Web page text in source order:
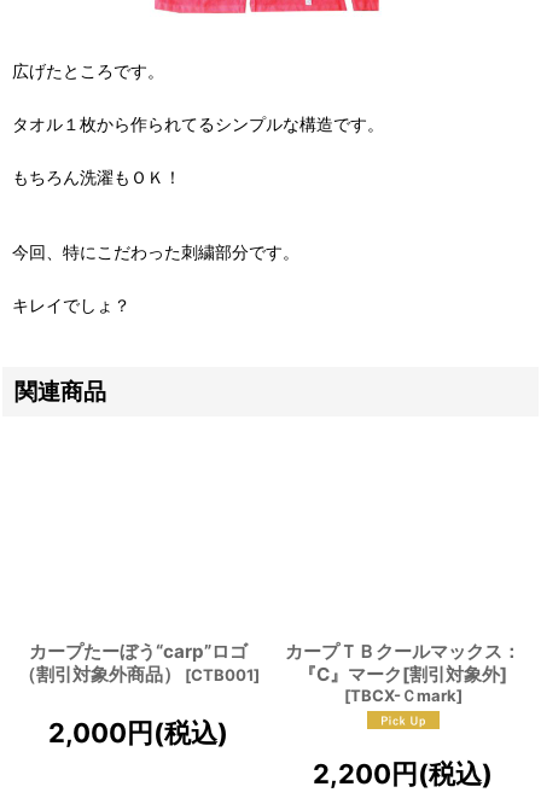
広げたところです。
タオル１枚から作られてるシンプルな構造です。
もちろん洗濯もＯＫ！
今回、特にこだわった刺繍部分です。
キレイでしょ？
関連商品
カープたーぼう“carp”ロゴ
（割引対象外商品）
[CTB001]
2,000円(税込)
カープＴＢクールマックス：
『C』マーク[割引対象外]
[TBCX-Ｃmark]
2,200円(税込)